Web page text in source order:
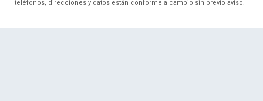
teléfonos, direcciones y datos están conforme a cambio sin previo aviso.